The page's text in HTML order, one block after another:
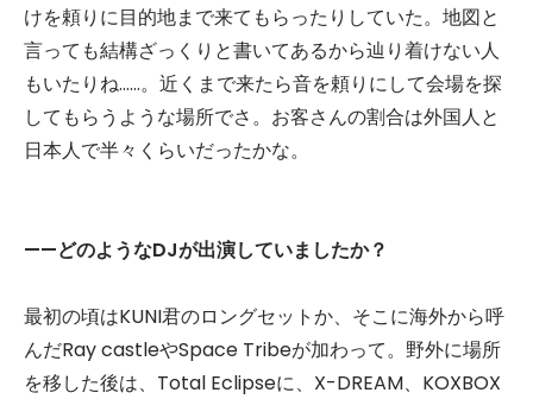
けを頼りに目的地まで来てもらったりしていた。地図と
言っても結構ざっくりと書いてあるから辿り着けない人
もいたりね……。近くまで来たら音を頼りにして会場を探
してもらうような場所でさ。お客さんの割合は外国人と
日本人で半々くらいだったかな。
——どのようなDJが出演していましたか？
最初の頃はKUNI君のロングセットか、そこに海外から呼
んだRay castleやSpace Tribeが加わって。野外に場所
を移した後は、Total Eclipseに、X-DREAM、KOXBOX